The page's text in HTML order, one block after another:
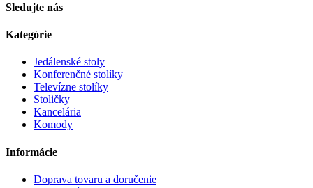
Sledujte nás
Kategórie
Jedálenské stoly
Konferenčné stolíky
Televízne stolíky
Stoličky
Kancelária
Komody
Informácie
Doprava tovaru a doručenie